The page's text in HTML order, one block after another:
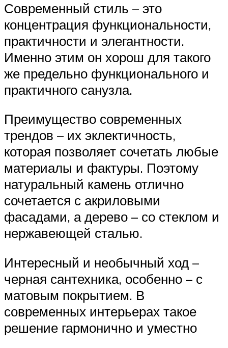
Современный стиль – это
концентрация функциональности,
практичности и элегантности.
Именно этим он хорош для такого
же предельно функционального и
практичного санузла.
Преимущество современных
трендов – их эклектичность,
которая позволяет сочетать любые
материалы и фактуры. Поэтому
натуральный камень отлично
сочетается с акриловыми
фасадами, а дерево – со стеклом и
нержавеющей сталью.
Интересный и необычный ход –
черная сантехника, особенно – с
матовым покрытием. В
современных интерьерах такое
решение гармонично и уместно